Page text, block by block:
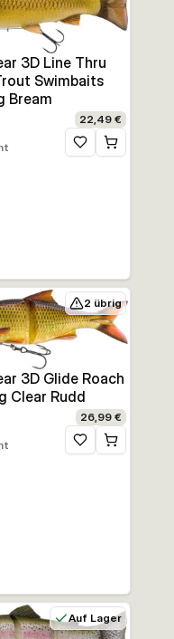
3D Line Thru
Swimbaits
Bream
22,49 €
Zur Wunschliste
2 übrig
3D Glide Roach
Clear Rudd
26,99 €
Zur Wunschliste
Auf Lager